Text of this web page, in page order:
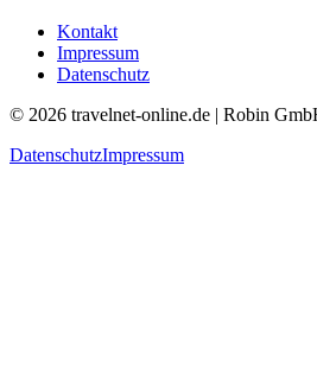
Kontakt
Impressum
Datenschutz
© 2026 travelnet-online.de | Robin
DatenschutzImpressum